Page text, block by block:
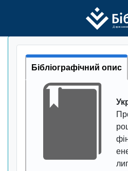
Державно
Бібліографічний опис